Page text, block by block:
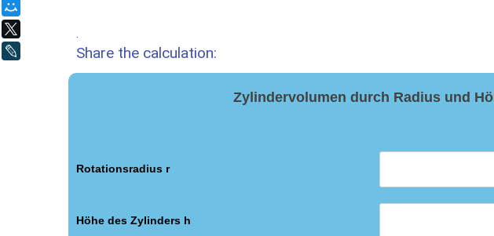
Share the calculation:
Zylindervolumen durch Radius und
Rotationsradius r
Höhe des Zylinders h
LiveJournal